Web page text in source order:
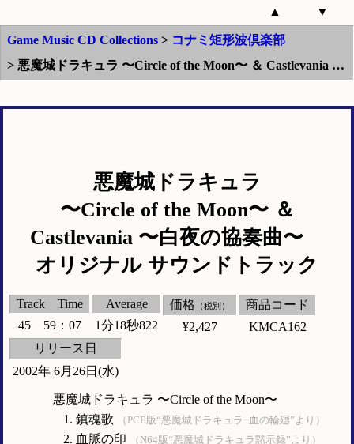
Game Music CD Collections > コナミ矩形波倶楽部
> 悪魔城ドラキュラ 〜Circle of the Moon〜 ＆ Castlevania 〜白夜の協奏曲〜 オリジナル サウンドトラック
▲ ▼
悪魔城ドラキュラ
〜Circle of the Moon〜 ＆
Castlevania 〜白夜の協奏曲〜
オリジナル サウンドトラック
Track Time
45 59：07
Average
1分18秒822
価格 （税別）
¥2,427
商品コード
KMCA162
リリース日
2002年 6月26日(水)
悪魔城ドラキュラ 〜Circle of the Moon〜
鎮魂歌
（PCE版“悪魔城ドラキュラ−血の輪廻”より）
血脈の印 （N64版“悪魔城ドラキュラ黙示録”より）